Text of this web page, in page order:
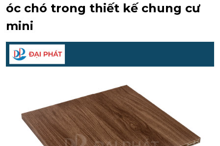
óc chó trong thiết kế chung cư
mini